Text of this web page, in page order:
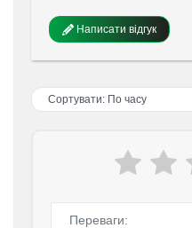
Написати відгук